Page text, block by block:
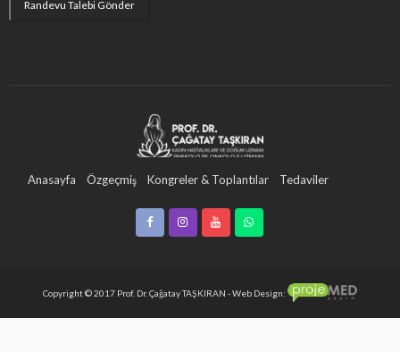
Anasayfa Özgeçmiş Kongreler & Toplantılar Tedaviler
İletişim Doktorlar İçin
Copyright © 2017 Prof. Dr. Çağatay TAŞKIRAN - Web Design: